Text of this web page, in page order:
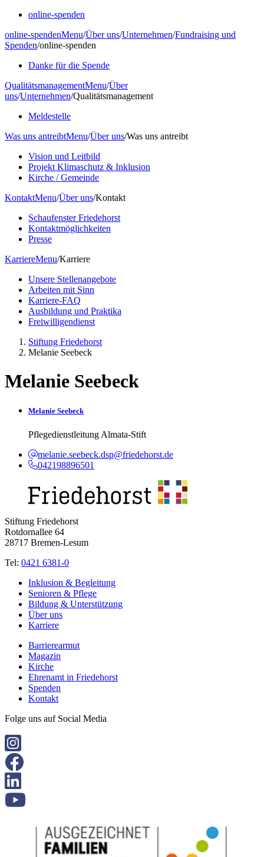
online-spenden
online-spendenMenu/Über uns/Unternehmen/Fundraising und
Spenden/online-spenden
Danke für die Spende
QualitätsmanagementMenu/Über
uns/Unternehmen/Qualitätsmanagement
Meldestelle
Was uns antreibtMenu/Über uns/Was uns antreibt
Vision und Leitbild
Projekt Klimaschutz & Inklusion
Kirche / Gemeinde
KontaktMenu/Über uns/Kontakt
Schaufenster Friedehorst
Kontaktmöglichkeiten
Presse
KarriereMenu/Karriere
Unsere Stellenangebote
Arbeiten mit Sinn
Karriere-FAQ
Ausbildung und Praktika
Freiwilligendienst
Stiftung Friedehorst
Melanie Seebeck
Melanie Seebeck
Melanie Seebeck
Pflegedienstleitung Almata-Stift
melanie.seebeck.dsp@friedehorst.de
042198896501
Stiftung Friedehorst
Rotdornallee 64
28717 Bremen-Lesum
Tel: 0421 6381-0
Inklusion & Begleitung
Senioren & Pflege
Bildung & Unterstützung
Über uns
Karriere
Barrierearmut
Magazin
Kirche
Ehrenamt in Friedehorst
Spenden
Kontakt
Folge uns auf Social Media